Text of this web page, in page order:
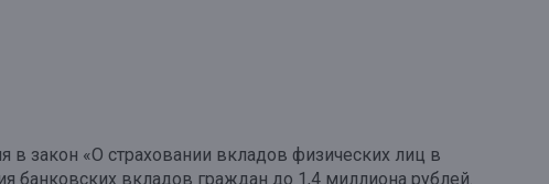
в закон «О страховании вкладов физических лиц в
банковских вкладов граждан до 1,4 миллиона рублей.